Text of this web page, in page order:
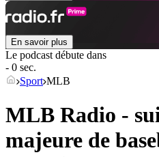
En savoir plus
Le podcast débute dans
- 0 sec.
Sport MLB
MLB Radio -
majeure de